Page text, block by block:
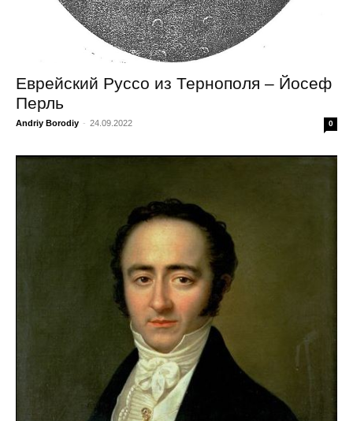
Еврейский Руссо из Тернополя – Йосеф
Перль
Andriy Borodiy - 24.09.2022 0